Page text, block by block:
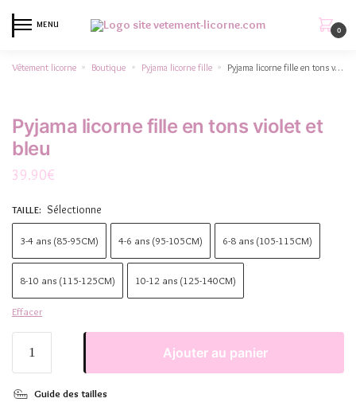
MENU
0
Vêtement licorne » Boutique » Pyjama licorne fille » Pyjama licorne fille en tons violet et bleu
Pyjama licorne fille en tons violet et
bleu
39.90€
TAILLE: Sélectionne
3-4 ans (85-95CM) 4-6 ans (95-105CM) 6-8 ans (105-115CM)
8-10 ans (115-125CM) 10-12 ans (125-140CM)
Effacer
Ajouter au panier
Guide des tailles